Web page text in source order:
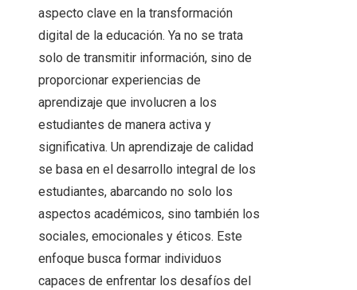
aspecto clave en la transformación
digital de la educación. Ya no se trata
solo de transmitir información, sino de
proporcionar experiencias de
aprendizaje que involucren a los
estudiantes de manera activa y
significativa. Un aprendizaje de calidad
se basa en el desarrollo integral de los
estudiantes, abarcando no solo los
aspectos académicos, sino también los
sociales, emocionales y éticos. Este
enfoque busca formar individuos
capaces de enfrentar los desafíos del